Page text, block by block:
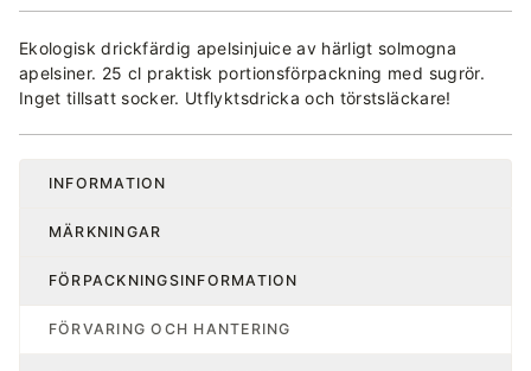
Ekologisk drickfärdig apelsinjuice av härligt solmogna
apelsiner. 25 cl praktisk portionsförpackning med sugrör.
Inget tillsatt socker. Utflyktsdricka och törstsläckare!
INFORMATION
MÄRKNINGAR
FÖRPACKNINGSINFORMATION
FÖRVARING OCH HANTERING